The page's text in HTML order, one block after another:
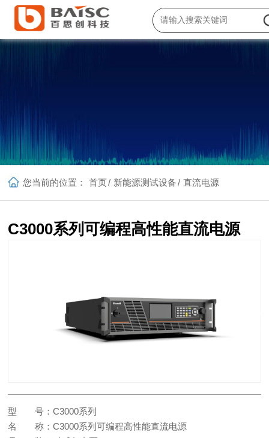
面向工业电子制造、通信及信息技术、教育科研、微电子、新能源、生物
医药、节能环保等行业和领域的客户，提供增值销售、科技租赁、系统集
成、技术服务等一站式综合服务。
您当前的位置： 首页/ 新能源测试设备 / 直流电源
C3000系列可编程高性能直流电源
型 号：C3000系列
名 称：C3000系列可编程高性能直流电源